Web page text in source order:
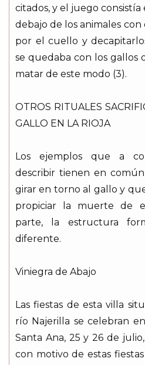
citados, y el juego
debajo de los animales
por el cuello y
se quedaba con los gallos
matar de este modo (3).
OTROS RITUALES
GALLO EN LA RIOJA
Los ejemplos que a
describir tienen en
girar en torno al gallo y
propiciar la muerte de
parte, la estructura
diferente.
Viniegra de Abajo
Las fiestas de esta villa
río Najerilla se celebran
Santa Ana, 25 y 26 de
con motivo de estas